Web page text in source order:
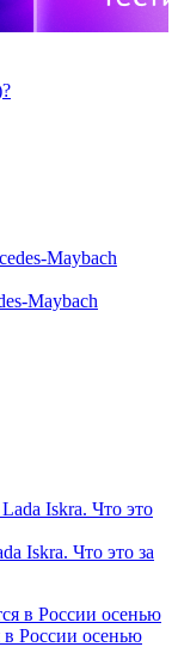
Maybach
Iskra. Что это за
в России осенью